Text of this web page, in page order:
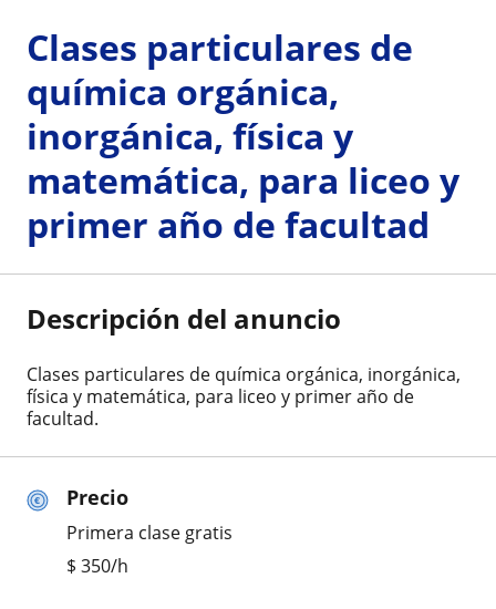
Precio
Primera clase gratis
$ 350/h
Clases particulares de
química orgánica,
inorgánica, física y
matemática, para liceo y
primer año de facultad
Descripción del anuncio
Clases particulares de química orgánica, inorgánica,
física y matemática, para liceo y primer año de
facultad.